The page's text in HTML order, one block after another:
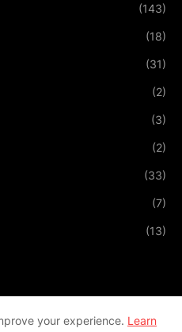
(143)
(18)
(31)
(2)
(3)
(2)
(33)
(7)
(13)
your experience. Learn